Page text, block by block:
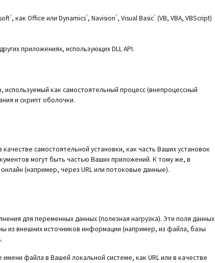
®, как Office или Dynamics®, Navision®, Visual Basic® (VB, VBA, VBScript)
приложениях, использующих DLL API.
как самостоятельный процесс (внепроцессный
и скрипт оболочки.
самостоятельной установки, как часть Ваших установок
могут быть частью Ваших приложений. К тому же, в
(например, через URL или потоковые данные).
для переменных данных (полезная нагрузка). Эти поля данных
из внешних источников информации (например, из файла, базы
файла в Вашей локальной системе, как URL или в качестве